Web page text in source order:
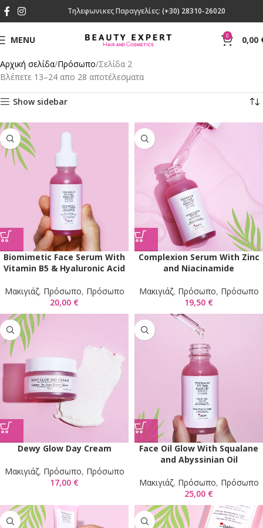
Τηλεφωνικες Παραγγελίες: (+30) 28310-26020
MENU 0 0,00
Αρχική σελίδα Πρόσωπο Σελίδα 2
Βλέπετε 13–24 απο 28 αποτέλεσματα
Show sidebar
Biomimetic Face Serum With
Vitamin B5 & Hyaluronic Acid
Mακιγιάζ, Πρόσωπο, Πρόσωπο
20,00 €
Complexion Serum With Zinc
and Niacinamide
Mακιγιάζ, Πρόσωπο, Πρόσωπο
19,50 €
Dewy Glow Day Cream
Mακιγιάζ, Πρόσωπο, Πρόσωπο
17,00 €
Face Oil Glow With Squalane
and Abyssinian Oil
Mακιγιάζ, Πρόσωπο, Πρόσωπο
25,00 €